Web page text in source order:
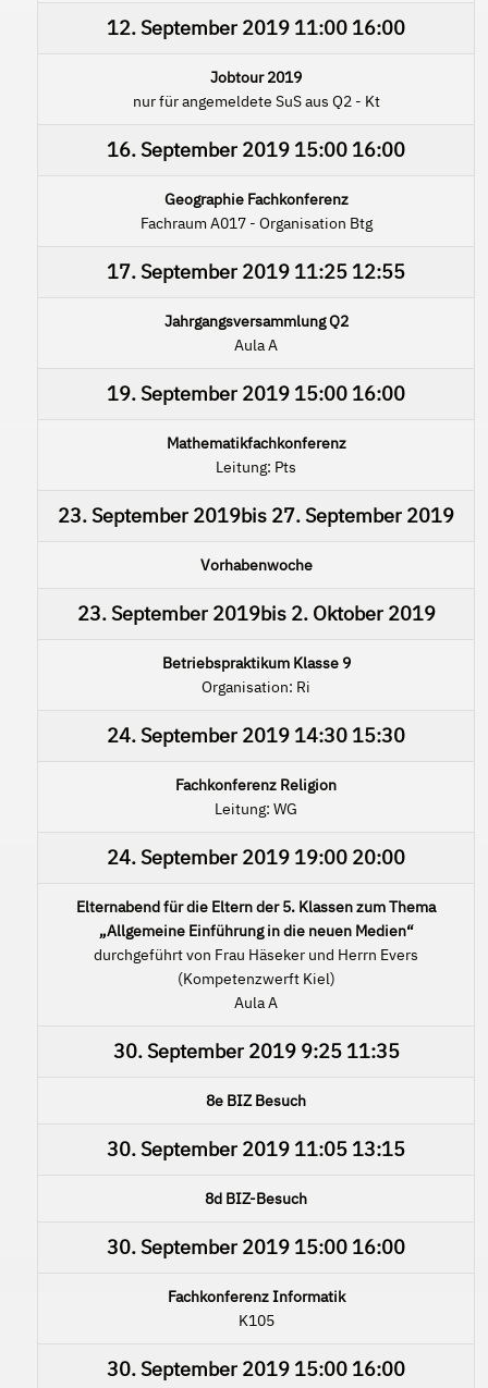
12. September 2019 11:00 16:00
Jobtour 2019
nur für angemeldete SuS aus Q2 - Kt
16. September 2019 15:00 16:00
Geographie Fachkonferenz
Fachraum A017 - Organisation Btg
17. September 2019 11:25 12:55
Jahrgangsversammlung Q2
Aula A
19. September 2019 15:00 16:00
Mathematikfachkonferenz
Leitung: Pts
23. September 2019bis 27. September 2019
Vorhabenwoche
23. September 2019bis 2. Oktober 2019
Betriebspraktikum Klasse 9
Organisation: Ri
24. September 2019 14:30 15:30
Fachkonferenz Religion
Leitung: WG
24. September 2019 19:00 20:00
Elternabend für die Eltern der 5. Klassen zum Thema
„Allgemeine Einführung in die neuen Medien“
durchgeführt von Frau Häseker und Herrn Evers
(Kompetenzwerft Kiel)
Aula A
30. September 20199:25 11:35
8e BIZ Besuch
30. September 2019 11:05 13:15
8d BIZ-Besuch
30. September 2019 15:00 16:00
Fachkonferenz Informatik
K105
30. September 2019 15:00 16:00